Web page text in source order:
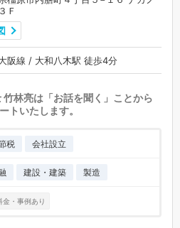
Ｆ
阪線 / 大和八木駅 徒歩4分
竹林亮は「お話を聞く」ことから
トいたします。
税 会社設立
建設・建築 製造
金・事例あり